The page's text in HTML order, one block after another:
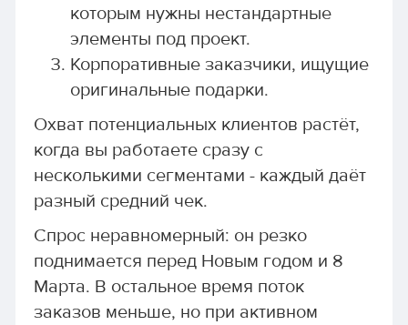
которым нужны нестандартные
элементы под проект.
Корпоративные заказчики, ищущие
оригинальные подарки.
Охват потенциальных клиентов растёт,
когда вы работаете сразу с
несколькими сегментами - каждый даёт
разный средний чек.
Спрос неравномерный: он резко
поднимается перед Новым годом и 8
Марта. В остальное время поток
заказов меньше, но при активном